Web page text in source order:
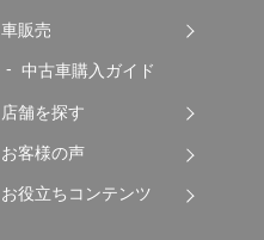
車販売
中古車購入ガイド
店舗を探す
お客様の声
お役立ちコンテンツ